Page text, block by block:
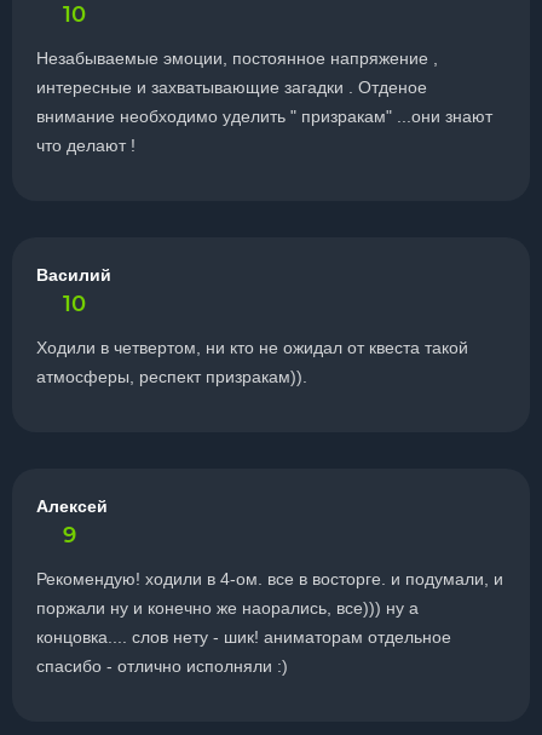
10
Незабываемые эмоции, постоянное напряжение ,
интересные и захватывающие загадки . Отденое
внимание необходимо уделить " призракам" ...они знают
что делают !
Василий
10
Ходили в четвертом, ни кто не ожидал от квеста такой
атмосферы, респект призракам)).
Алексей
9
Рекомендую! ходили в 4-ом. все в восторге. и подумали, и
поржали ну и конечно же наорались, все))) ну а
концовка.... слов нету - шик! аниматорам отдельное
спасибо - отлично исполняли :)